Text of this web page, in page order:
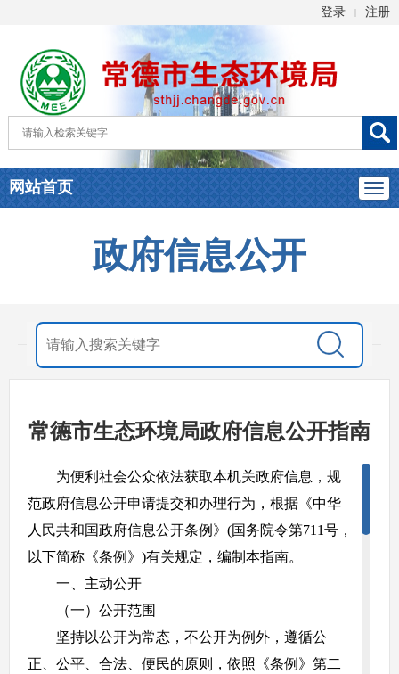
登录 | 注册
网站首页
政府信息公开
常德市生态环境局政府信息公开指南
为便利社会公众依法获取本机关政府信息，规
范政府信息公开申请提交和办理行为，根据《中华
人民共和国政府信息公开条例》(国务院令第711号，
以下简称《条例》)有关规定，编制本指南。
一、主动公开
（一）公开范围
坚持以公开为常态，不公开为例外，遵循公
正、公平、合法、便民的原则，依照《条例》第二